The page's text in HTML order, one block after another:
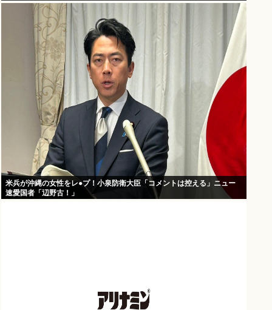
米兵が沖縄の女性をレ●プ！小泉防衛大臣「コメントは控える」ニュー
速愛国者「辺野古！」